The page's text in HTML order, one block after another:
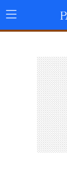
Menu
Principal